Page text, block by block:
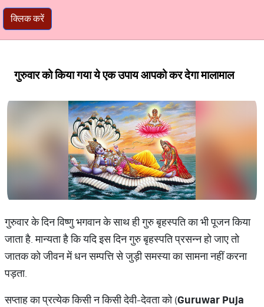
क्लिक करें
गुरुवार को किया गया ये एक उपाय आपको कर देगा मालामाल
गुरुवार के दिन विष्णु भगवान के साथ ही गुरु बृ​हस्पति का भी पूजन किया
जाता है. मान्यता है कि यदि इस दिन गुरु बृहस्पति प्रसन्न हो जाए तो
जातक को जीवन में धन सम्पत्ति से जुड़ी समस्या का सामना नहीं करना
पड़ता.
सप्ताह का प्रत्येक किसी न किसी देवी-देवता को (Guruwar Puja